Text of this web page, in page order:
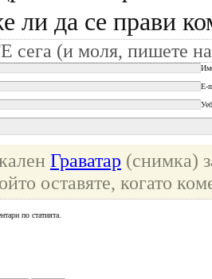
ли да се прави
(и моля, пишете на
E-
Граватар (снимка)
оставяте, когато
по статията.